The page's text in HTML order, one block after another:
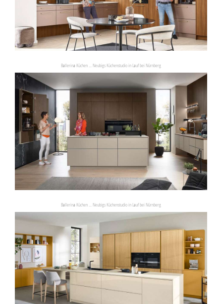
Ballerina Küchen ... Neubigs Küchenstudio in Lauf bei Nürnberg
Ballerina Küchen ... Neubigs Küchenstudio in Lauf bei Nürnberg